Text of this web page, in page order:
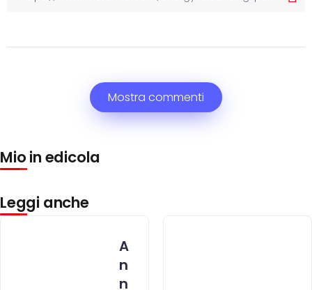
Mostra commenti
Mio in edicola
Leggi anche
A
n
n